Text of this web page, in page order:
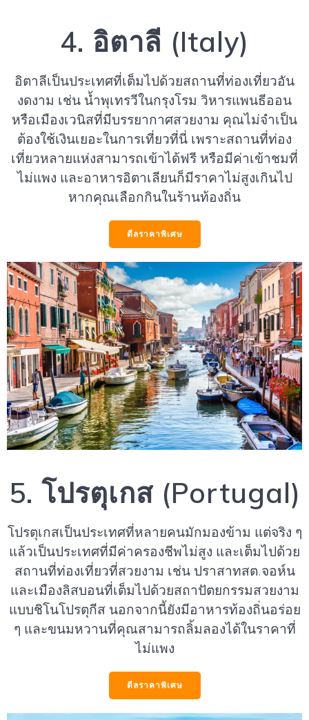
4. อิตาลี (Italy)
อิตาลีเป็นประเทศที่เต็มไปด้วยสถานที่ท่องเที่ยวอัน
งดงาม เช่น น้ำพุเทรวีในกรุงโรม วิหารแพนธีออน
หรือเมืองเวนิสที่มีบรรยากาศสวยงาม คุณไม่จำเป็น
ต้องใช้เงินเยอะในการเที่ยวที่นี่ เพราะสถานที่ท่อง
เที่ยวหลายแห่งสามารถเข้าได้ฟรี หรือมีค่าเข้าชมที่
ไม่แพง และอาหารอิตาเลียนก็มีราคาไม่สูงเกินไป
หากคุณเลือกกินในร้านท้องถิ่น
ดีลราคาพิเศษ
5. โปรตุเกส (Portugal)
โปรตุเกสเป็นประเทศที่หลายคนมักมองข้าม แต่จริง ๆ
แล้วเป็นประเทศที่มีค่าครองชีพไม่สูง และเต็มไปด้วย
สถานที่ท่องเที่ยวที่สวยงาม เช่น ปราสาทสต.จอห์น
และเมืองลิสบอนที่เต็มไปด้วยสถาปัตยกรรมสวยงาม
แบบชิโนโปรตุกีส นอกจากนี้ยังมีอาหารท้องถิ่นอร่อย
ๆ และขนมหวานที่คุณสามารถลิ้มลองได้ในราคาที่
ไม่แพง
ดีลราคาพิเศษ